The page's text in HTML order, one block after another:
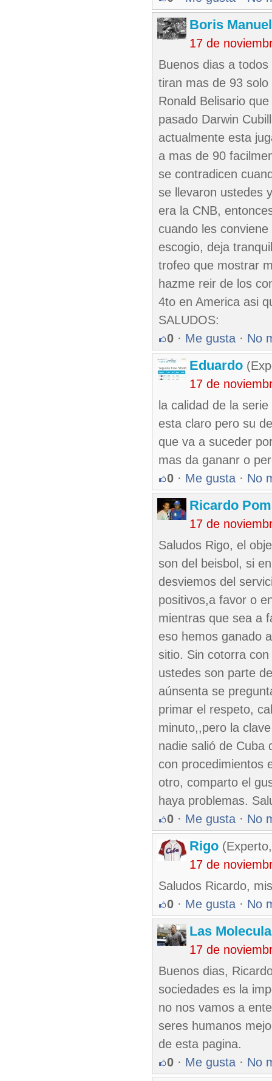
Boris
17 de
Buenos dias a
tiran mas de 93
Ronald Belisario
pasado Darwin
actualmente esta
a mas de 90
se contradicen
se llevaron ustedes
era la CNB,
cuando les
escogio, deja
trofeo que mostrar
hazme reir de los
4to en America asi
SALUDOS:
0 · Me gusta · No
Eduardo
17 de
la calidad de la
esta claro pero su
que va a suceder
mas da gananr o
0 · Me gusta · No
Ricardo
17 de
Saludos Rigo, el
son del beisbol, si
desviemos del
positivos,a favor o
mientras que sea a
eso hemos ganado
sitio. Sin cotorra
ustedes son parte
aúnsenta se
primar el respeto,
minuto,,pero la
nadie salió de Cuba
con procedimientos
otro, comparto el
haya problemas.
0 · Me gusta · No
Rigo
17 de
Saludos Ricardo,
0 · Me gusta · No
Las
17 de
Buenos dias,
sociedades es la
no nos vamos a
seres humanos
de esta pagina.
0 · Me gusta · No